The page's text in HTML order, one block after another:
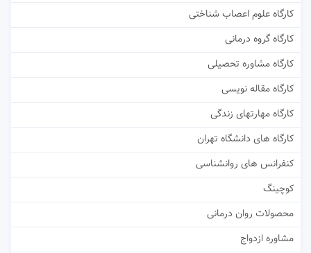
کارگاه علوم اعصاب شناختی
کارگاه گروه درمانی
کارگاه مشاوره تحصیلی
کارگاه مقاله نویسی
کارگاه مهارتهای زندگی
کارگاه های دانشگاه تهران
کنفرانس های روانشناسی
کوچینگ
محصولات روان درمانی
مشاوره ازدواج